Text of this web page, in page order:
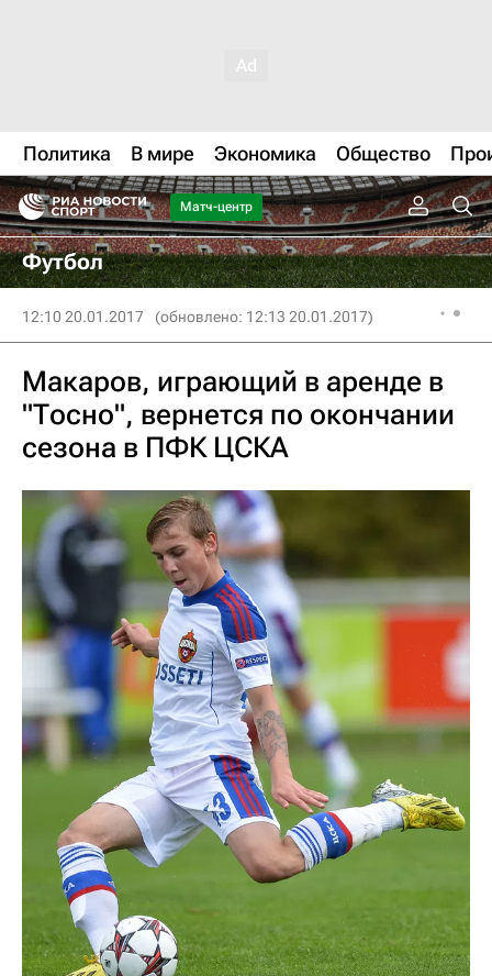
Политика В мире Экономика Общество
Матч-центр
Футбол
12:10 20.01.2017 (обновлено: 12:13 20.01.2017)
Макаров, играющий в аренде в
"Тосно", вернется по окончании
сезона в ПФК ЦСКА